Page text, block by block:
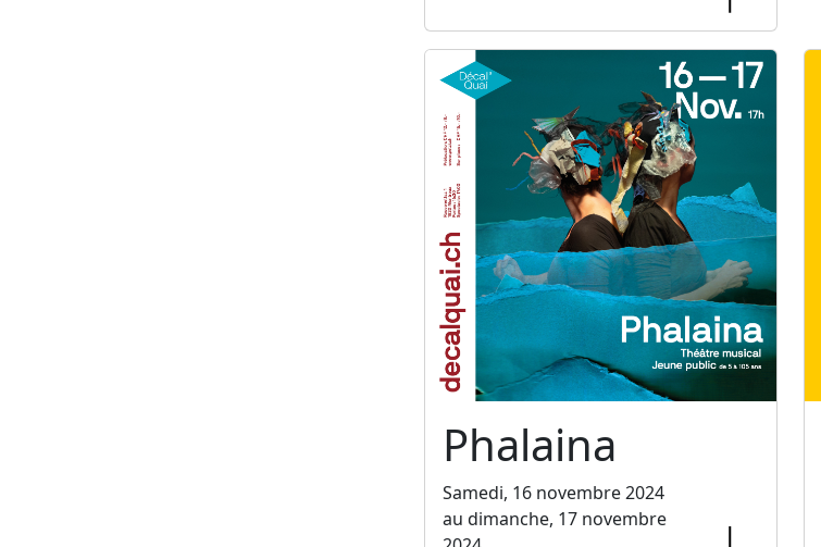
Phalaina
Samedi, 16 novembre 2024
au dimanche, 17 novembre